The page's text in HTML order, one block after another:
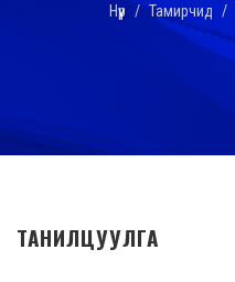
Нүүр Тамирчид
ТАНИЛЦУУЛГА